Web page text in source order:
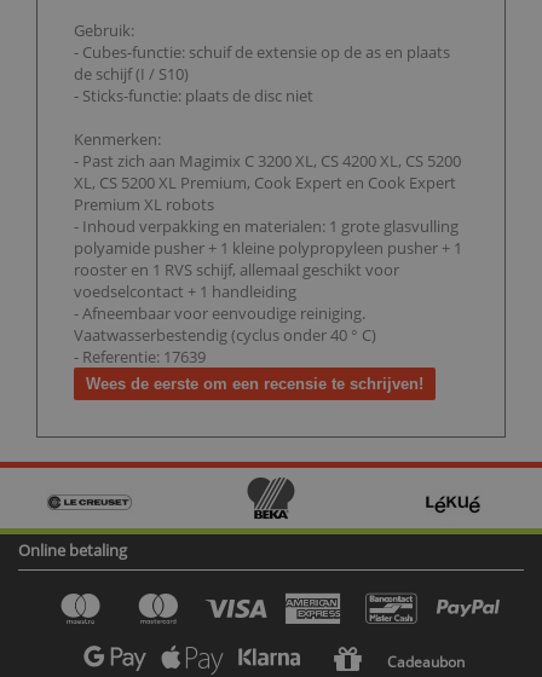
Gebruik:
- Cubes-functie: schuif de extensie op de as en plaats
de schijf (I / S10)
- Sticks-functie: plaats de disc niet
Kenmerken:
- Past zich aan Magimix C 3200 XL, CS 4200 XL, CS 5200
XL, CS 5200 XL Premium, Cook Expert en Cook Expert
Premium XL robots
- Inhoud verpakking en materialen: 1 grote glasvulling
polyamide pusher + 1 kleine polypropyleen pusher + 1
rooster en 1 RVS schijf, allemaal geschikt voor
voedselcontact + 1 handleiding
- Afneembaar voor eenvoudige reiniging.
Vaatwasserbestendig (cyclus onder 40 ° C)
- Referentie: 17639
Wees de eerste om een recensie te schrijven!
Online betaling
Cadeaubon